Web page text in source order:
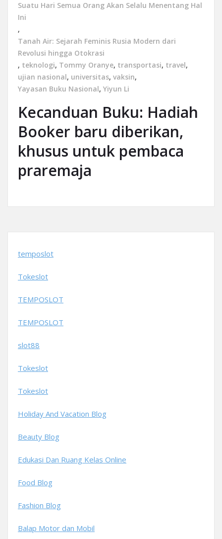
Suatu Hari Semua Orang Akan Selalu Menentang Hal
Ini
,
Tanah Air: Sejarah Feminis Rusia Modern dari
Revolusi hingga Otokrasi
, teknologi, Tommy Oranye, transportasi, travel,
ujian nasional, universitas, vaksin,
Yayasan Buku Nasional, Yiyun Li
Kecanduan Buku: Hadiah
Booker baru diberikan,
khusus untuk pembaca
praremaja
temposlot
Tokeslot
TEMPOSLOT
TEMPOSLOT
slot88
Tokeslot
Tokeslot
Holiday And Vacation Blog
Beauty Blog
Edukasi Dan Ruang Kelas Online
Food Blog
Fashion Blog
Balap Motor dan Mobil